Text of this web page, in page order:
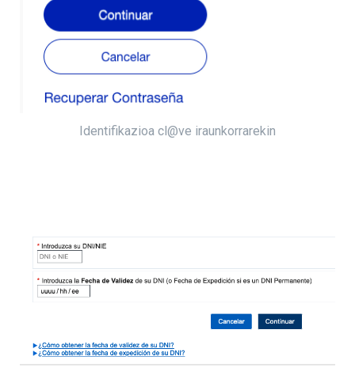
Identifikazioa cl@ve iraunkorrarekin